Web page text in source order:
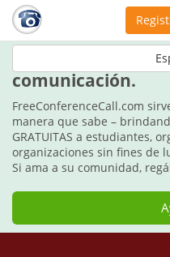
Estos días festivos,
comunicación.
FreeConferenceCall.com
manera que sabe –
GRATUITAS a estudiantes,
organizaciones sin fines de
Si ama a su comunidad,